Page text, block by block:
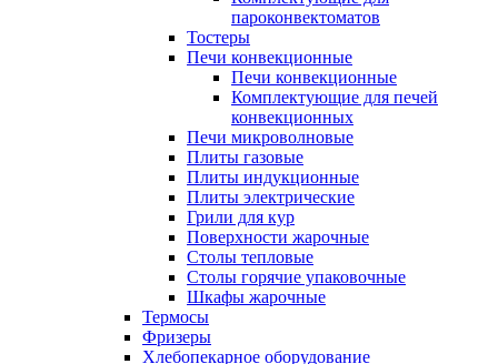
пароконвектоматов
Тостеры
Печи конвекционные
Печи конвекционные
Комплектующие для печей
конвекционных
Печи микроволновые
Плиты газовые
Плиты индукционные
Плиты электрические
Грили для кур
Поверхности жарочные
Столы тепловые
Столы горячие упаковочные
Шкафы жарочные
Термосы
Фризеры
Хлебопекарное оборудование